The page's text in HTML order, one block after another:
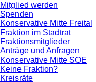
Mitglied werden
Spenden
Konservative Mitte Freital
Fraktion im Stadtrat
Fraktionsmitglieder
Anträge und Anfragen
Konservative Mitte SOE
Keine Fraktion?
Kreisräte